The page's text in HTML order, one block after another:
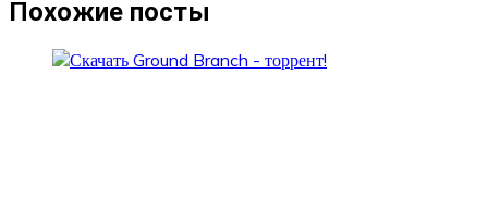
записям
Похожие посты